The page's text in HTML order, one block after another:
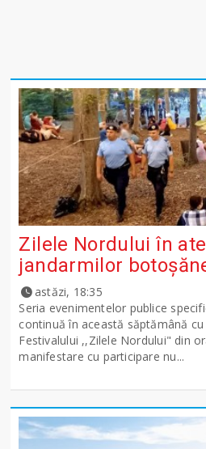
Zilele Nordului în
jandarmilor
astăzi, 18:35
Seria evenimentelor publice
continuă în această săptămână
Festivalului ,,Zilele Nordului" din
manifestare cu participare nu...